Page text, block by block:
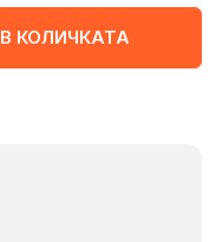
КОЛИЧКАТА